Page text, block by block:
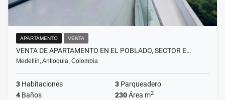
APARTAMENTO VENTA
VENTA DE APARTAMENTO EN EL POBLADO, SECTOR E…
Medellín, Antioquia, Colombia
3 Habitaciones 3 Parqueadero
4 Baños 230Área m2